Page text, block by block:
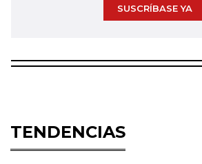
SUSCRÍBASE YA
TENDENCIAS